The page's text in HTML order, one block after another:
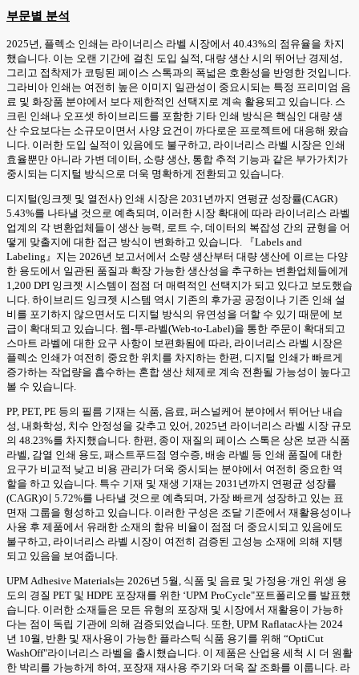
부문별 분석
2025년, 플렉소 인쇄는 라이너리스 라벨 시장에서 40.43%의 점유율을 차지
했습니다. 이는 오랜 기간에 걸친 도입 실적, 대량 생산 시의 뛰어난 경제성,
그리고 접착제가 코팅된 페이스 스톡과의 폭넓은 호환성을 반영한 것입니다.
그라비아 인쇄는 여전히 높은 이미지 일관성이 중요시되는 특정 프리미엄 음
료 및 화장품 분야에서 보다 제한적인 선택지로 계속 활용되고 있습니다. 스
크린 인쇄나 오프셋 하이브리드를 포함한 기타 인쇄 방식은 핵심인 대량 생
산 수요보다는 소규모이면서 사양 요건이 까다로운 프로젝트에 대응해 왔습
니다. 이러한 도입 실적이 있음에도 불구하고, 라이너리스 라벨 시장은 인쇄
효율뿐만 아니라 가변 데이터, 소량 생산, 통합 추적 기능과 같은 부가가치가
중시되는 디지털 방식으로 더욱 명확하게 전환되고 있습니다.
디지털(잉크젯 및 열전사) 인쇄 시장은 2031년까지 연평균 성장률(CAGR)
5.43%를 나타낼 것으로 예측되며, 이러한 시장 확대에 따라 라이너리스 라벨
업계의 각 변환업체들이 생산 능력, 로트 수, 데이터의 복잡성 간의 균형을 어
떻게 맞출지에 대한 접근 방식이 변화하고 있습니다. 『Labels and
Labeling』지는 2026년 보고서에서 소량 생산부터 대량 생산에 이르는 다양
한 용도에서 일관된 품질과 확장 가능한 생산성을 추구하는 변환업체들에게
1,200 DPI 잉크젯 시스템이 점점 더 매력적인 선택지가 되고 있다고 보도했습
니다. 하이브리드 잉크젯 시스템 역시 기존의 후가공 공정이나 기존 인쇄 설
비를 포기하지 않으면서도 디지털 방식의 유연성을 더할 수 있기 때문에 보
급이 확대되고 있습니다. 웹-투-라벨(Web-to-Label)을 통한 주문이 확대되고
스마트 라벨에 대한 요구 사항이 보편화됨에 따라, 라이너리스 라벨 시장은
플렉소 인쇄가 여전히 중요한 위치를 차지하는 한편, 디지털 인쇄가 빠르게
증가하는 작업량을 흡수하는 혼합 생산 체제로 계속 전환될 가능성이 높다고
볼 수 있습니다.
PP, PET, PE 등의 필름 기재는 식품, 음료, 퍼스널케어 분야에서 뛰어난 내습
성, 내화학성, 치수 안정성을 갖추고 있어, 2025년 라이너리스 라벨 시장 규모
의 48.23%를 차지했습니다. 한편, 종이 재질의 페이스 스톡은 상온 보관 식품
라벨, 감열 인쇄 용도, 패스트푸드점 영수증, 배송 라벨 등 인쇄 품질에 대한
요구가 비교적 낮고 비용 관리가 더욱 중시되는 분야에서 여전히 중요한 역
할을 하고 있습니다. 특수 기재 및 재생 기재는 2031년까지 연평균 성장률
(CAGR)이 5.72%를 나타낼 것으로 예측되며, 가장 빠르게 성장하고 있는 표
면재 그룹을 형성하고 있습니다. 이러한 구성은 조달 기준에서 재활용성이나
사용 후 제품에서 유래한 소재의 함유 비율이 점점 더 중요시되고 있음에도
불구하고, 라이너리스 라벨 시장이 여전히 검증된 고성능 소재에 의해 지탱
되고 있음을 보여줍니다.
UPM Adhesive Materials는 2026년 5월, 식품 및 음료 및 가정용·개인 위생 용
도의 경질 PET 및 HDPE 포장재를 위한 ‘UPM ProCycle"포트폴리오를 발표했
습니다. 이러한 소재들은 모든 유형의 포장재 및 시장에서 재활용이 가능하
다는 점이 독립 기관에 의해 검증되었습니다. 또한, UPM Raflatac사는 2024
년 10월, 반환 및 재사용이 가능한 플라스틱 식품 용기를 위해 “OptiCut
WashOff"라이너리스 라벨을 출시했습니다. 이 제품은 산업용 세척 시 더 원활
한 박리를 가능하게 하여, 포장재 재사용 주기와 더욱 잘 조화를 이룹니다. 라